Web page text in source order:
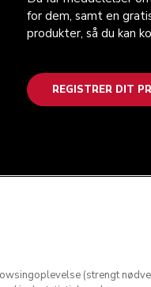
for dem, samt en
produkter, så du kan
REGISTRER DIT
(strengt